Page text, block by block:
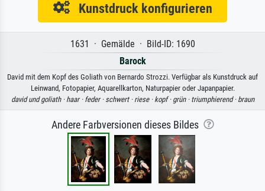
Kunstdruck konfigurieren
1631 · Gemälde · Bild-ID: 1690
Barock
David mit dem Kopf des Goliath von Bernardo Strozzi. Verfügbar als Kunstdruck auf
Leinwand, Fotopapier, Aquarellkarton, Naturpapier oder Japanpapier.
david und goliath · haar · feder · schwert · riese · kopf · grün · triumphierend · braun
Andere Farbversionen dieses Bildes